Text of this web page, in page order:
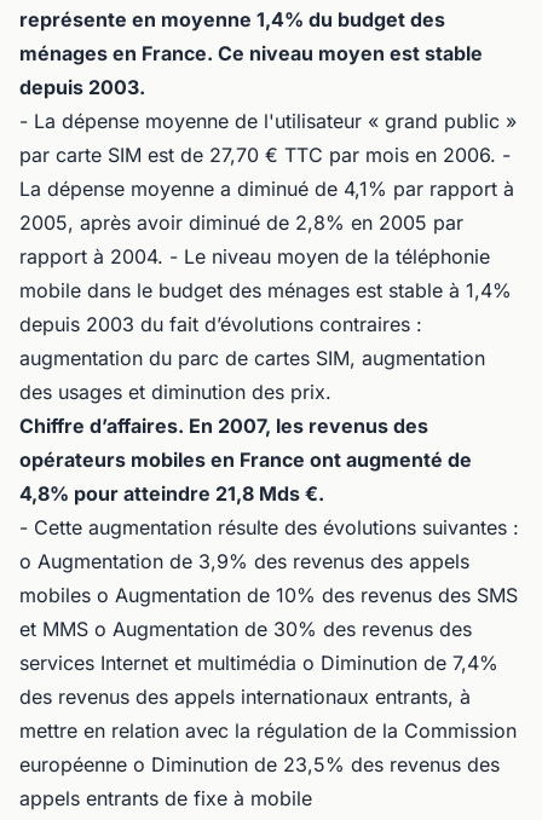
représente en moyenne 1,4% du budget des
ménages en France. Ce niveau moyen est stable
depuis 2003.
- La dépense moyenne de l'utilisateur « grand public »
par carte SIM est de 27,70 € TTC par mois en 2006. -
La dépense moyenne a diminué de 4,1% par rapport à
2005, après avoir diminué de 2,8% en 2005 par
rapport à 2004. - Le niveau moyen de la téléphonie
mobile dans le budget des ménages est stable à 1,4%
depuis 2003 du fait d’évolutions contraires :
augmentation du parc de cartes SIM, augmentation
des usages et diminution des prix.
Chiffre d’affaires. En 2007, les revenus des
opérateurs mobiles en France ont augmenté de
4,8% pour atteindre 21,8 Mds €.
- Cette augmentation résulte des évolutions suivantes :
o Augmentation de 3,9% des revenus des appels
mobiles o Augmentation de 10% des revenus des SMS
et MMS o Augmentation de 30% des revenus des
services Internet et multimédia o Diminution de 7,4%
des revenus des appels internationaux entrants, à
mettre en relation avec la régulation de la Commission
européenne o Diminution de 23,5% des revenus des
appels entrants de fixe à mobile